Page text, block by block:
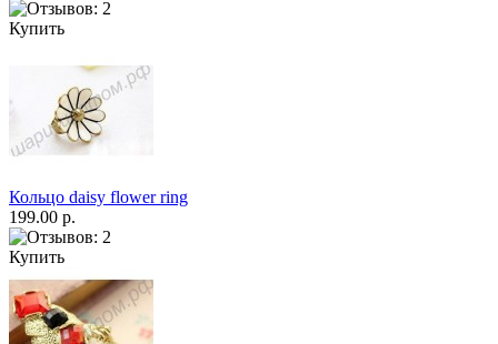
Купить
Кольцо daisy flower ring
199.00 р.
Купить